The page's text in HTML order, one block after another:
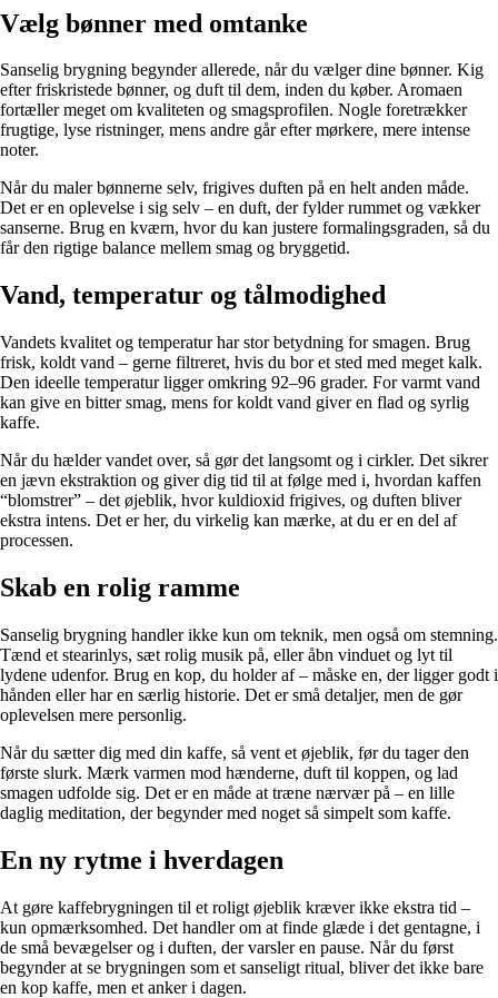
Vælg bønner med omtanke
Sanselig brygning begynder allerede, når du vælger dine bønner. Kig
efter friskristede bønner, og duft til dem, inden du køber. Aromaen
fortæller meget om kvaliteten og smagsprofilen. Nogle foretrækker
frugtige, lyse ristninger, mens andre går efter mørkere, mere intense
noter.
Når du maler bønnerne selv, frigives duften på en helt anden måde.
Det er en oplevelse i sig selv – en duft, der fylder rummet og vækker
sanserne. Brug en kværn, hvor du kan justere formalingsgraden, så du
får den rigtige balance mellem smag og bryggetid.
Vand, temperatur og tålmodighed
Vandets kvalitet og temperatur har stor betydning for smagen. Brug
frisk, koldt vand – gerne filtreret, hvis du bor et sted med meget kalk.
Den ideelle temperatur ligger omkring 92–96 grader. For varmt vand
kan give en bitter smag, mens for koldt vand giver en flad og syrlig
kaffe.
Når du hælder vandet over, så gør det langsomt og i cirkler. Det sikrer
en jævn ekstraktion og giver dig tid til at følge med i, hvordan kaffen
“blomstrer” – det øjeblik, hvor kuldioxid frigives, og duften bliver
ekstra intens. Det er her, du virkelig kan mærke, at du er en del af
processen.
Skab en rolig ramme
Sanselig brygning handler ikke kun om teknik, men også om stemning.
Tænd et stearinlys, sæt rolig musik på, eller åbn vinduet og lyt til
lydene udenfor. Brug en kop, du holder af – måske en, der ligger godt i
hånden eller har en særlig historie. Det er små detaljer, men de gør
oplevelsen mere personlig.
Når du sætter dig med din kaffe, så vent et øjeblik, før du tager den
første slurk. Mærk varmen mod hænderne, duft til koppen, og lad
smagen udfolde sig. Det er en måde at træne nærvær på – en lille
daglig meditation, der begynder med noget så simpelt som kaffe.
En ny rytme i hverdagen
At gøre kaffebrygningen til et roligt øjeblik kræver ikke ekstra tid –
kun opmærksomhed. Det handler om at finde glæde i det gentagne, i
de små bevægelser og i duften, der varsler en pause. Når du først
begynder at se brygningen som et sanseligt ritual, bliver det ikke bare
en kop kaffe, men et anker i dagen.